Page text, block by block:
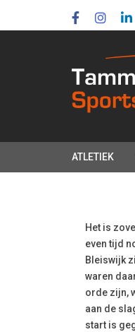
ATLETIEK
Het is
even tijd
Bleiswijk
waren
orde zijn,
aan de
start is
navigation